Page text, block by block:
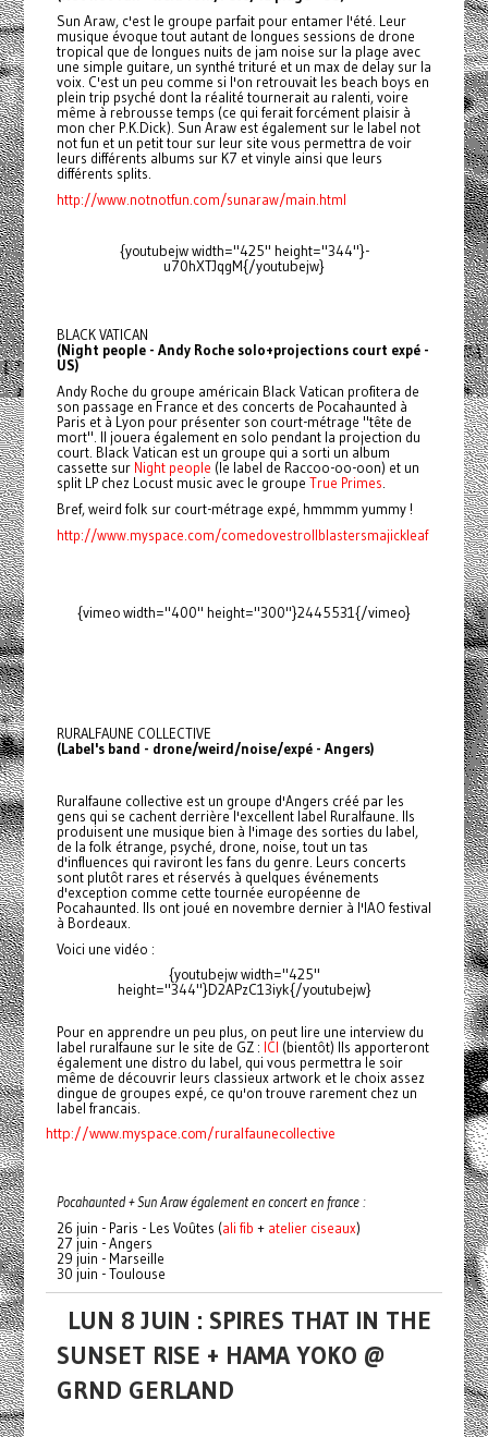
Sun Araw, c'est le groupe parfait pour entamer l'été. Leur
musique évoque tout autant de longues sessions de drone
tropical que de longues nuits de jam noise sur la plage avec
une simple guitare, un synthé trituré et un max de delay sur la
voix. C'est un peu comme si l'on retrouvait les beach boys en
plein trip psyché dont la réalité tournerait au ralenti, voire
même à rebrousse temps (ce qui ferait forcément plaisir à
mon cher P.K.Dick). Sun Araw est également sur le label not
not fun et un petit tour sur leur site vous permettra de voir
leurs différents albums sur K7 et vinyle ainsi que leurs
différents splits.
http://www.notnotfun.com/sunaraw/main.html
{youtubejw width="425" height="344"}-
u70hXTJqgM{/youtubejw}
BLACK VATICAN
(Night people - Andy Roche solo+projections court expé -
US)
Andy Roche du groupe américain Black Vatican profitera de
son passage en France et des concerts de Pocahaunted à
Paris et à Lyon pour présenter son court-métrage "tête de
mort". Il jouera également en solo pendant la projection du
court. Black Vatican est un groupe qui a sorti un album
cassette sur Night people (le label de Raccoo-oo-oon) et un
split LP chez Locust music avec le groupe True Primes.
Bref, weird folk sur court-métrage expé, hmmmm yummy !
http://www.myspace.com/comedovestrollblastersmajickleaf
{vimeo width="400" height="300"}2445531{/vimeo}
RURALFAUNE COLLECTIVE
(Label's band - drone/weird/noise/expé - Angers)
Ruralfaune collective est un groupe d'Angers créé par les
gens qui se cachent derrière l'excellent label Ruralfaune. Ils
produisent une musique bien à l'image des sorties du label,
de la folk étrange, psyché, drone, noise, tout un tas
d'influences qui raviront les fans du genre. Leurs concerts
sont plutôt rares et réservés à quelques événements
d'exception comme cette tournée européenne de
Pocahaunted. Ils ont joué en novembre dernier à l'IAO festival
à Bordeaux.
Voici une vidéo :
{youtubejw width="425"
height="344"}D2APzC13iyk{/youtubejw}
Pour en apprendre un peu plus, on peut lire une interview du
label ruralfaune sur le site de GZ : ICI (bientôt) Ils apporteront
également une distro du label, qui vous permettra le soir
même de découvrir leurs classieux artwork et le choix assez
dingue de groupes expé, ce qu'on trouve rarement chez un
label francais.
http://www.myspace.com/ruralfaunecollective
Pocahaunted + Sun Araw également en concert en france :
26 juin - Paris - Les Voûtes (ali fib + atelier ciseaux)
27 juin - Angers
29 juin - Marseille
30 juin - Toulouse
LUN 8 JUIN : SPIRES THAT IN THE
SUNSET RISE + HAMA YOKO @
GRND GERLAND